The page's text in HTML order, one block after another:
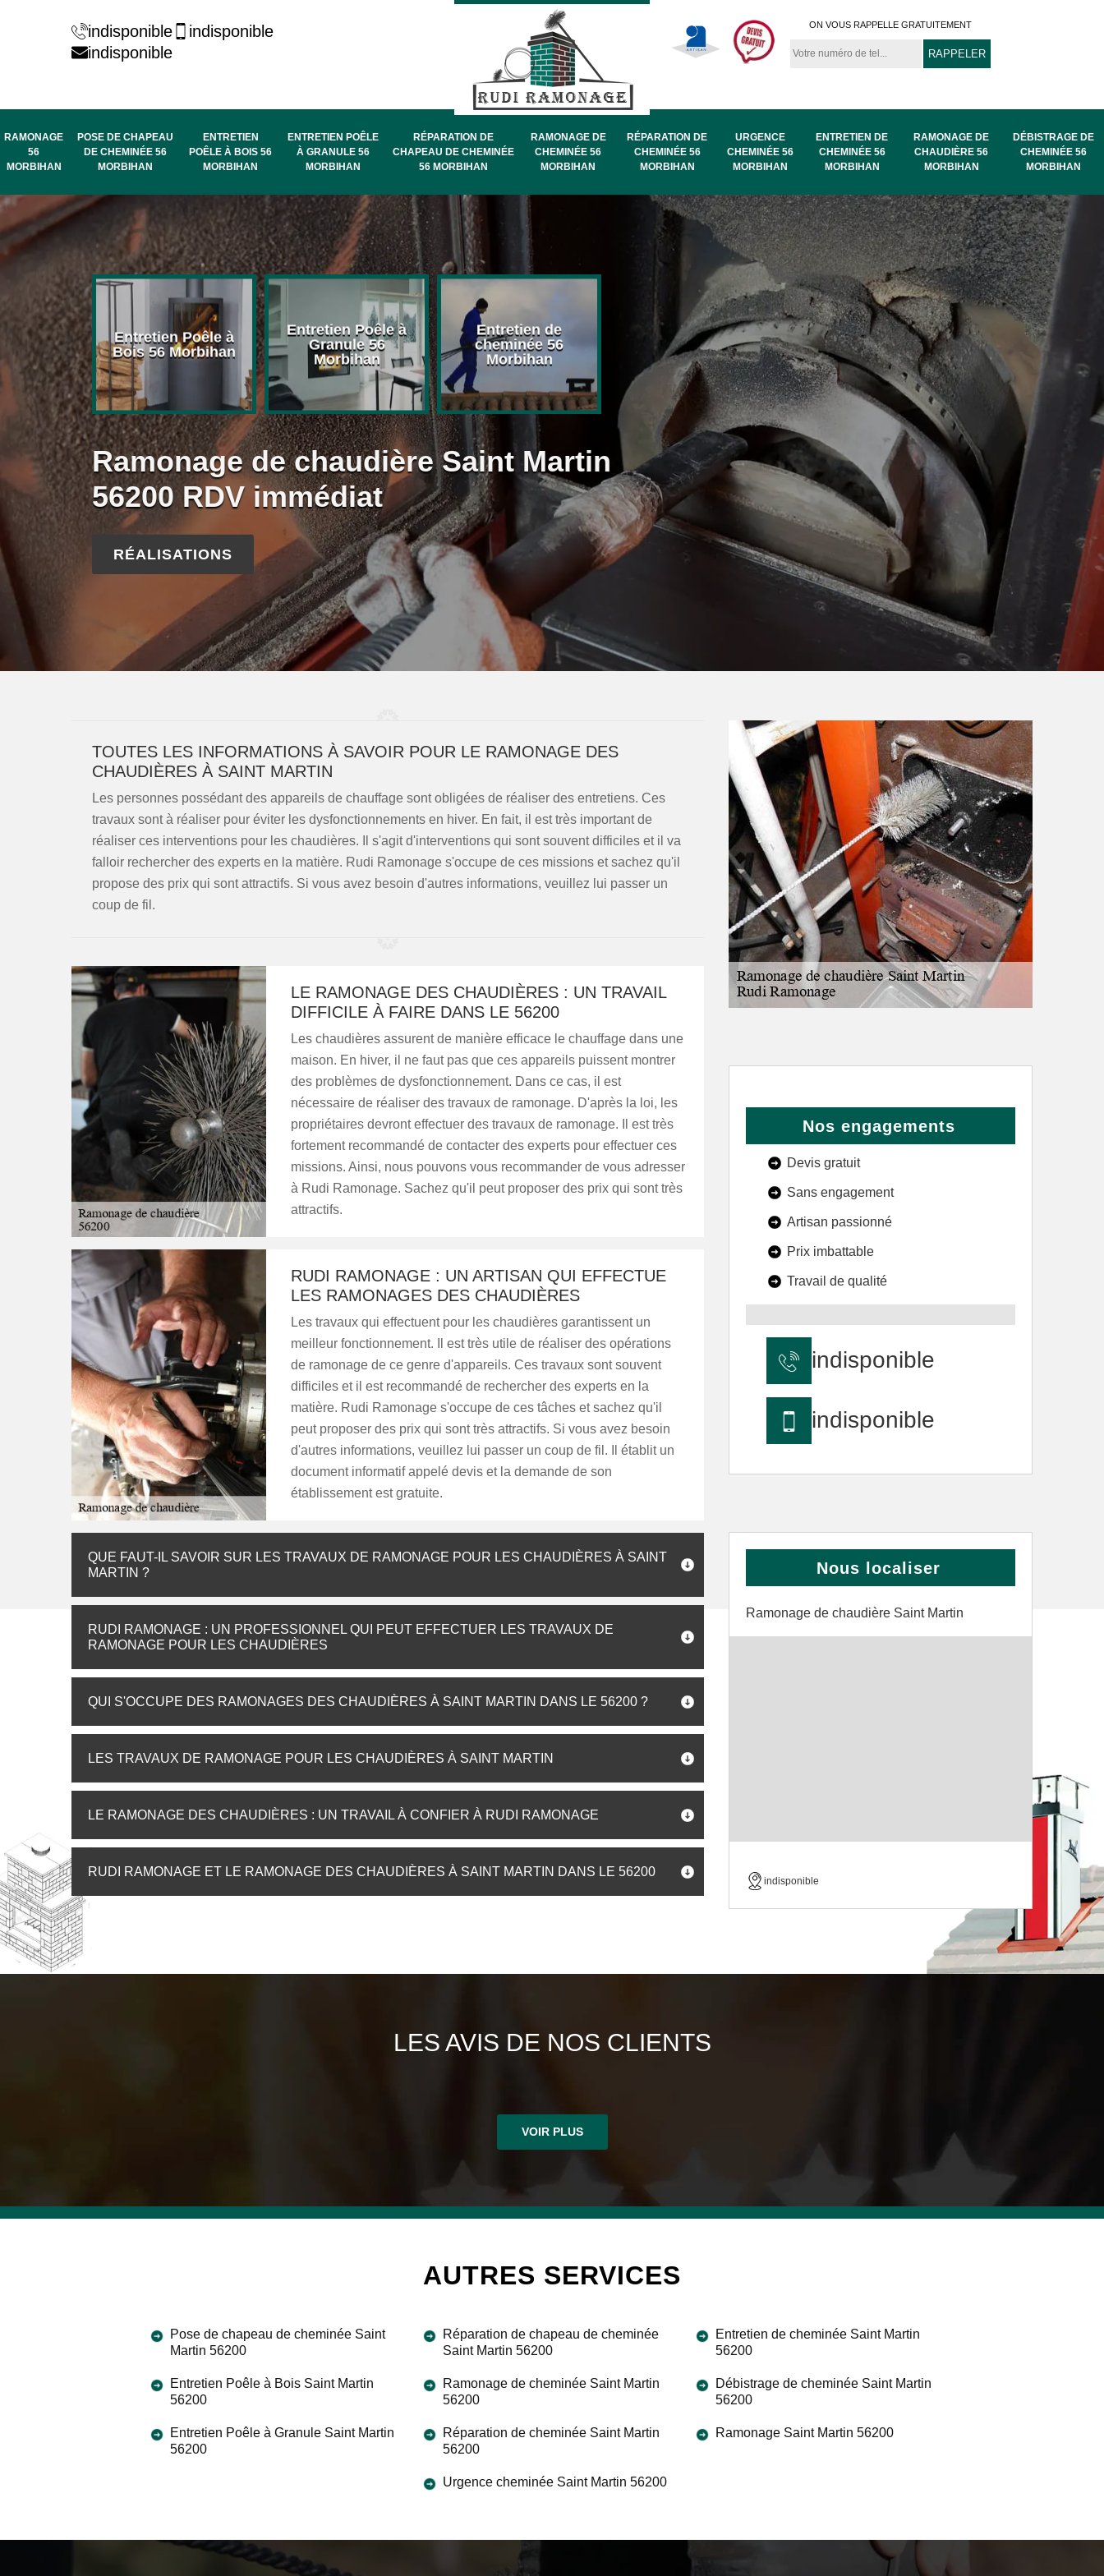
indisponible
indisponible
indisponible
ON VOUS RAPPELLE GRATUITEMENT
RAMONAGE
56
MORBIHAN
POSE DE CHAPEAU
DE CHEMINÉE 56
MORBIHAN
ENTRETIEN
POÊLE À BOIS 56
MORBIHAN
ENTRETIEN POÊLE
À GRANULE 56
MORBIHAN
RÉPARATION DE
CHAPEAU DE CHEMINÉE
56 MORBIHAN
RAMONAGE DE
CHEMINÉE 56
MORBIHAN
RÉPARATION DE
CHEMINÉE 56
MORBIHAN
URGENCE
CHEMINÉE 56
MORBIHAN
ENTRETIEN DE
CHEMINÉE 56
MORBIHAN
RAMONAGE DE
CHAUDIÈRE 56
MORBIHAN
DÉBISTRAGE DE
CHEMINÉE 56
MORBIHAN
de
56
Entretien Poêle à
Bois 56 Morbihan
Entretien Poêle à
Granule 56
Morbihan
Entretien de
cheminée 56
Morbihan
Pose de chapeau
de cheminée 56
Morbihan
Ramonage 56
Morbihan
Ramonage de
chaudière 56
Morbihan
Ramonage de chaudière Saint Martin
56200 RDV immédiat
RÉALISATIONS
TOUTES LES INFORMATIONS À SAVOIR POUR LE RAMONAGE DES
CHAUDIÈRES À SAINT MARTIN
Les personnes possédant des appareils de chauffage sont obligées de réaliser des entretiens. Ces
travaux sont à réaliser pour éviter les dysfonctionnements en hiver. En fait, il est très important de
réaliser ces interventions pour les chaudières. Il s'agit d'interventions qui sont souvent difficiles et il va
falloir rechercher des experts en la matière. Rudi Ramonage s'occupe de ces missions et sachez qu'il
propose des prix qui sont attractifs. Si vous avez besoin d'autres informations, veuillez lui passer un
coup de fil.
LE RAMONAGE DES CHAUDIÈRES : UN TRAVAIL
DIFFICILE À FAIRE DANS LE 56200
Les chaudières assurent de manière efficace le chauffage dans une
maison. En hiver, il ne faut pas que ces appareils puissent montrer
des problèmes de dysfonctionnement. Dans ce cas, il est
nécessaire de réaliser des travaux de ramonage. D'après la loi, les
propriétaires devront effectuer des travaux de ramonage. Il est très
fortement recommandé de contacter des experts pour effectuer ces
missions. Ainsi, nous pouvons vous recommander de vous adresser
à Rudi Ramonage. Sachez qu'il peut proposer des prix qui sont très
attractifs.
RUDI RAMONAGE : UN ARTISAN QUI EFFECTUE
LES RAMONAGES DES CHAUDIÈRES
Les travaux qui effectuent pour les chaudières garantissent un
meilleur fonctionnement. Il est très utile de réaliser des opérations
de ramonage de ce genre d'appareils. Ces travaux sont souvent
difficiles et il est recommandé de rechercher des experts en la
matière. Rudi Ramonage s'occupe de ces tâches et sachez qu'il
peut proposer des prix qui sont très attractifs. Si vous avez besoin
d'autres informations, veuillez lui passer un coup de fil. Il établit un
document informatif appelé devis et la demande de son
établissement est gratuite.
QUE FAUT-IL SAVOIR SUR LES TRAVAUX DE RAMONAGE POUR LES CHAUDIÈRES À SAINT
MARTIN ?
RUDI RAMONAGE : UN PROFESSIONNEL QUI PEUT EFFECTUER LES TRAVAUX DE
RAMONAGE POUR LES CHAUDIÈRES
QUI S'OCCUPE DES RAMONAGES DES CHAUDIÈRES À SAINT MARTIN DANS LE 56200 ?
LES TRAVAUX DE RAMONAGE POUR LES CHAUDIÈRES À SAINT MARTIN
LE RAMONAGE DES CHAUDIÈRES : UN TRAVAIL À CONFIER À RUDI RAMONAGE
RUDI RAMONAGE ET LE RAMONAGE DES CHAUDIÈRES À SAINT MARTIN DANS LE 56200
Nos engagements
Devis gratuit
Sans engagement
Artisan passionné
Prix imbattable
Travail de qualité
indisponible
indisponible
Nous localiser
Ramonage de chaudière Saint Martin
indisponible
LES AVIS DE NOS CLIENTS
VOIR PLUS
AUTRES SERVICES
Pose de chapeau de cheminée Saint
Martin 56200
Entretien Poêle à Bois Saint Martin
56200
Entretien Poêle à Granule Saint Martin
56200
Réparation de chapeau de cheminée
Saint Martin 56200
Ramonage de cheminée Saint Martin
56200
Réparation de cheminée Saint Martin
56200
Urgence cheminée Saint Martin 56200
Entretien de cheminée Saint Martin
56200
Débistrage de cheminée Saint Martin
56200
Ramonage Saint Martin 56200